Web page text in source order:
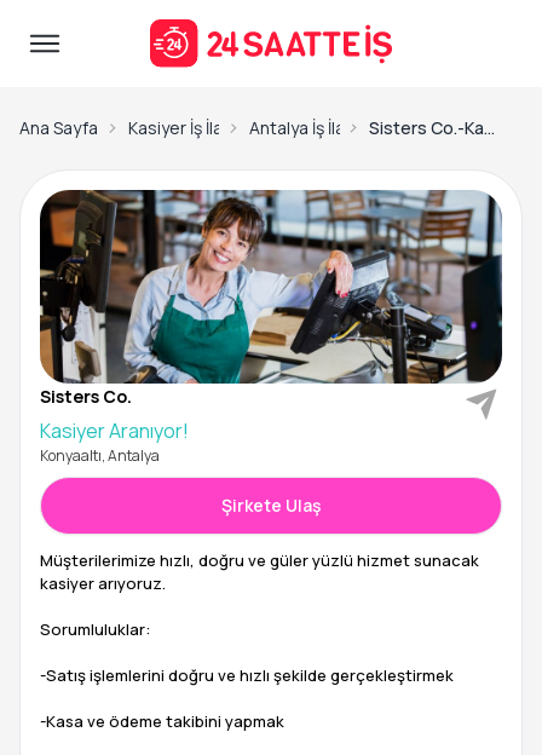
Ana Sayfa Kasiyer İş İlanlarıAntalya İş İlanları Sisters Co.-Kasiyer Aranıyor!
Sisters Co.
Kasiyer Aranıyor!
Konyaaltı, Antalya
Şirkete Ulaş
Müşterilerimize hızlı, doğru ve güler yüzlü hizmet sunacak
kasiyer arıyoruz.
Sorumluluklar:
-Satış işlemlerini doğru ve hızlı şekilde gerçekleştirmek
-Kasa ve ödeme takibini yapmak